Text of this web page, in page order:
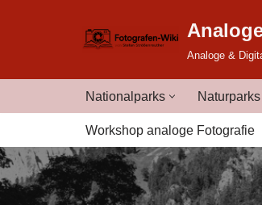
Analoge &
Nationalparks Naturparks
Workshop analoge Fotografie